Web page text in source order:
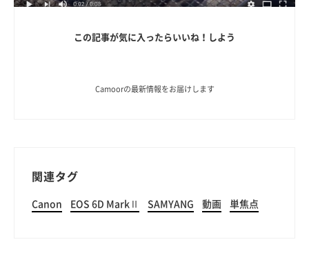
この記事が気に入ったらいいね！しよう
Camoorの最新情報をお届けします
関連タグ
Canon EOS 6D MarkⅡ SAMYANG 動画 単焦点